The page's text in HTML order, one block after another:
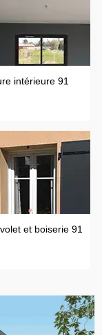
intérieure 91
et boiserie 91